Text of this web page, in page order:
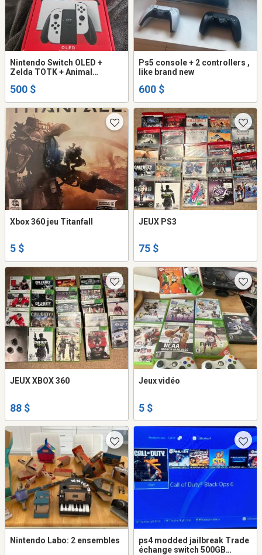
Nintendo Switch OLED +
Zelda TOTK + Animal
500 $
Ps5 console + 2 controllers ,
like brand new
600 $
Xbox 360 jeu Titanfall
5 $
JEUX PS3
75 $
JEUX XBOX 360
88 $
Jeux vidéo
5 $
Nintendo Labo: 2 ensembles
ps4 modded jailbreak Trade
échange switch 500GB